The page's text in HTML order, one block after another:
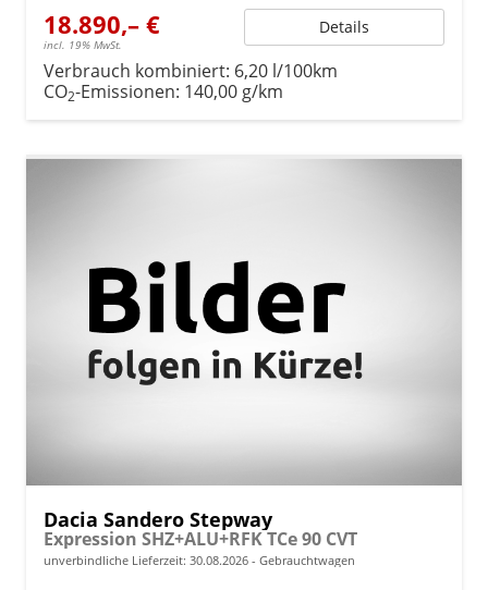
18.890,– €
incl. 19% MwSt.
Details
Verbrauch kombiniert: 6,20 l/100km
CO2-Emissionen: 140,00 g/km
Dacia Sandero Stepway
Expression SHZ+ALU+RFK TCe 90 CVT
unverbindliche Lieferzeit: 30.08.2026 Gebrauchtwagen